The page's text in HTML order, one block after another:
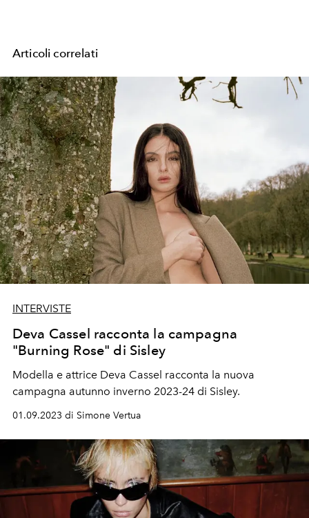
Articoli correlati
INTERVISTE
Deva Cassel racconta la campagna
"Burning Rose" di Sisley
Modella e attrice Deva Cassel racconta la nuova
campagna autunno inverno 2023-24 di Sisley.
01.09.2023 di Simone Vertua